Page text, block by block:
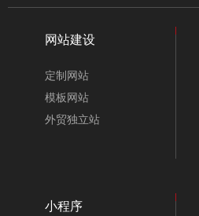
专注，专长，提升品牌
网站建设
定制网站
模板网站
外贸独立站
小程序